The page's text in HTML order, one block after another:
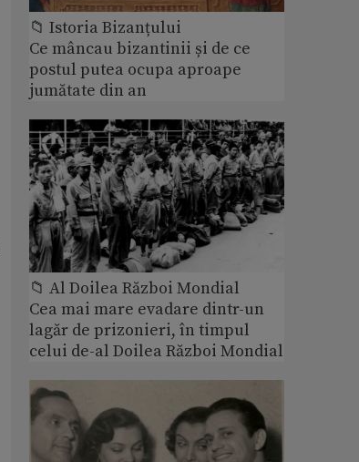
📁 Istoria Bizanțului
Ce mâncau bizantinii și de ce
postul putea ocupa aproape
jumătate din an
📁 Al Doilea Război Mondial
Cea mai mare evadare dintr-un
lagăr de prizonieri, în timpul
celui de-al Doilea Război Mondial